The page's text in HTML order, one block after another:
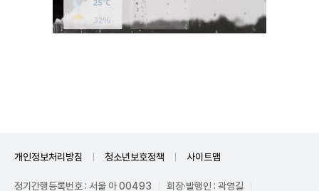
개인정보처리방침 청소년보호정책 사이트맵
정기간행등록번호 : 서울 아 00493
회장·발행인 : 곽영길